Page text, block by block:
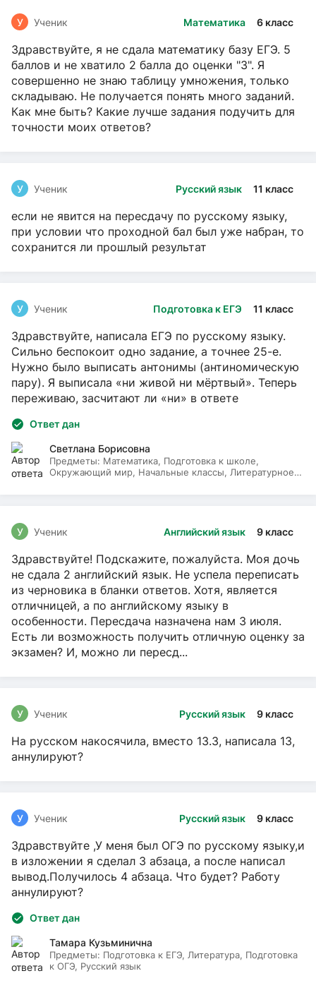
Математика 6 класс
У Ученик
Здравствуйте, я не сдала математику базу ЕГЭ. 5
баллов и не хватило 2 балла до оценки "3". Я
совершенно не знаю таблицу умножения, только
складываю. Не получается понять много заданий.
Как мне быть? Какие лучше задания подучить для
точности моих ответов?
Русский язык 11 класс
У Ученик
если не явится на пересдачу по русскому языку,
при условии что проходной бал был уже набран, то
сохранится ли прошлый результат
Подготовка к ЕГЭ 11 класс
У Ученик
Здравствуйте, написала ЕГЭ по русскому языку.
Сильно беспокоит одно задание, а точнее 25-е.
Нужно было выписать антонимы (антиномическую
пару). Я выписала «ни живой ни мёртвый». Теперь
переживаю, засчитают ли «ни» в ответе
Ответ дан
Светлана Борисовна
Предметы: Математика, Подготовка к школе,
Окружающий мир, Начальные классы, Литературное
Английский язык 9 класс
У Ученик
Здравствуйте! Подскажите, пожалуйста. Моя дочь
не сдала 2 английский язык. Не успела переписать
из черновика в бланки ответов. Хотя, является
отличницей, а по английскому языку в
особенности. Пересдача назначена нам 3 июля.
Есть ли возможность получить отличную оценку за
экзамен? И, можно ли пересд...
Русский язык 9 класс
У Ученик
На русском накосячила, вместо 13.3, написала 13,
аннулируют?
Русский язык 9 класс
У Ученик
Здравствуйте ,У меня был ОГЭ по русскому языку,и
в изложении я сделал 3 абзаца, а после написал
вывод.Получилось 4 абзаца. Что будет? Работу
аннулируют?
Ответ дан
Тамара Кузьминична
Предметы: Подготовка к ЕГЭ, Литература, Подготовка
к ОГЭ, Русский язык